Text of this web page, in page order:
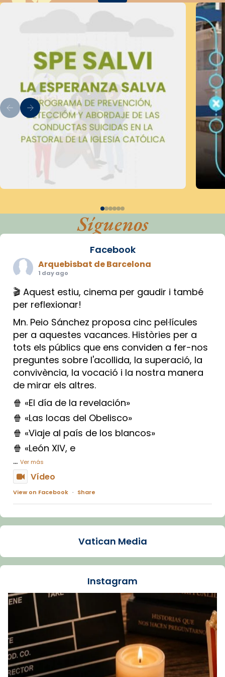
Síguenos
Facebook
Arquebisbat de Barcelona
1 day ago
🎬 Aquest estiu, cinema per gaudir i també
per reflexionar!
Mn. Peio Sánchez proposa cinc pel·lícules
per a aquestes vacances. Històries per a
tots els públics que ens conviden a fer-nos
preguntes sobre l'acollida, la superació, la
convivència, la vocació i la nostra manera
de mirar els altres.
🍿 «El día de la revelación»
🍿 «Las locas del Obelisco»
🍿 «Viaje al país de los blancos»
🍿 «León XIV, e
... Ver más
Vídeo
View on Facebook · Share
Arquebisbat de Barcelona
La Carmina va patir depressió. Fa gairebé
dos mesos, a l'Estadi Lluís Companys, la
Recupera l'entrevista comp
Vatican
tican News 👇
www.vaticannews.va/es/iglesia/news/2026-
07/carmina-historia-depresion-papa-viaje-
espana-testimoni...
Vatican Media
Instagram